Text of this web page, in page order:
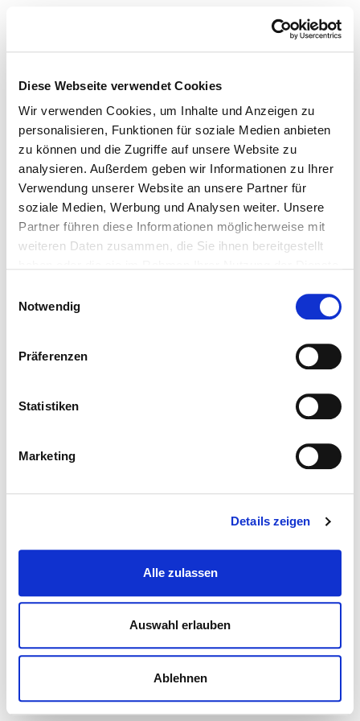
Diese Webseite verwendet Cookies
Wir verwenden Cookies, um Inhalte und Anzeigen zu
personalisieren, Funktionen für soziale Medien anbieten
zu können und die Zugriffe auf unsere Website zu
analysieren. Außerdem geben wir Informationen zu Ihrer
Verwendung unserer Website an unsere Partner für
soziale Medien, Werbung und Analysen weiter. Unsere
Partner führen diese Informationen möglicherweise mit
weiteren Daten zusammen, die Sie ihnen bereitgestellt
Notwendig
Präferenzen
Statistiken
Marketing
Details zeigen
Alle zulassen
Auswahl erlauben
Ablehnen